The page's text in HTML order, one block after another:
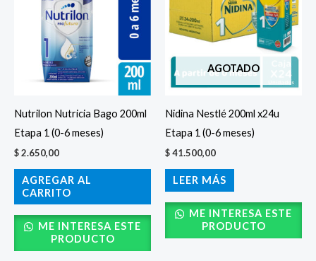
Nutrilon Nutricia Bago 200ml
Etapa 1 (0-6 meses)
$2.650,00
AGREGAR AL
CARRITO
ME INTERESA ESTE
PRODUCTO
AGOTADO
Nidina Nestlé 200ml x24u
Etapa 1 (0-6 meses)
$41.500,00
LEER MÁS
ME INTERESA ESTE
PRODUCTO